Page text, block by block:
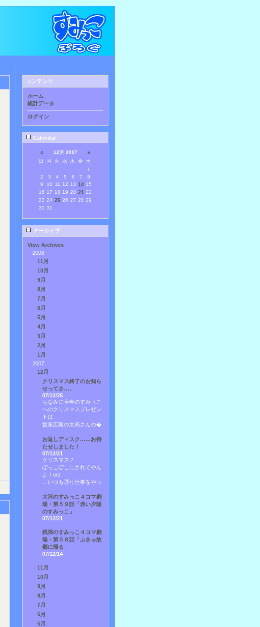
コンテンツ
ホーム
統計データ
ログイン
Calendar
« 12月 2007 »
日 月 火 水 木 金
土
1
2
3 4 5 6 7
8
9
10 11 12 13 14 15
16 17 18 19 20 21 22
23 24 25 26 27 28 29
30 31
アーカイブ
View Archives
2008
11月
10月
9月
8月
7月
6月
5月
4月
3月
2月
1月
2007
12月
クリスマス終了のお知ら
せってさ…。
07/12/25
ちなみに今年のすみっこ
へのクリスマスプレゼン
トは
営業広報の太高さんの�
お返しディスク……お待
たせしました！
07/12/21
クリスマス？
ぼっこぼこにされてやん
よ！orz
…いつも通り仕事をやっ
大河のすみっこ４コマ劇
場・第５９話「赤い夕陽
のすみっこ」
07/12/21
残滓のすみっこ４コマ劇
場・第５８話「ぷきゅ故
郷に帰る」
07/12/14
11月
10月
9月
8月
7月
6月
5月